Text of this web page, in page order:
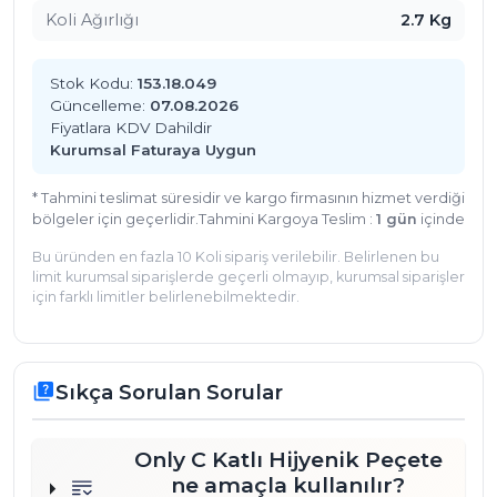
Pratik Erişim:
hızınızı artırır, servis personelinizin işini
kolaylaştırır.
Dayanıklı Doku:Kaliteli üretim yapısı sayesinde
ıslandığında kolayca dağılmaz, tek yaprakla bile
Kullanım Alanları
beklentisi olan tüm profesyonel alanlar için
idealdir. Restoran ve kafelerde masa üstü
salonlarında, fabrika yemekhanelerinde veya
Dayanıklı ve tasarruflu yapısı, yoğun kullanımın
olduğu her noktada temizlik standartlarınızı
korumanıza yardımcı olur.
Koli Ağırlığı 2.7 Kg
Stok Kodu: 153.18.049
Güncelleme: 07.08.2026
Fiyatlara KDV Dahildir
Kurumsal Faturaya Uygun
* Tahmini teslimat süresidir ve kargo firmasının hizmet verdiği
bölgeler için geçerlidir. Tahmini Kargoya Teslim : 1 gün içinde
Bu üründen en fazla 10 Koli sipariş verilebilir. Belirlenen bu
limit kurumsal siparişlerde geçerli olmayıp, kurumsal siparişler
için farklı limitler belirlenebilmektedir.
quizSıkça Sorulan Sorular
Only C Katlı Hijyenik Peçete
ne amaçla kullanılır?